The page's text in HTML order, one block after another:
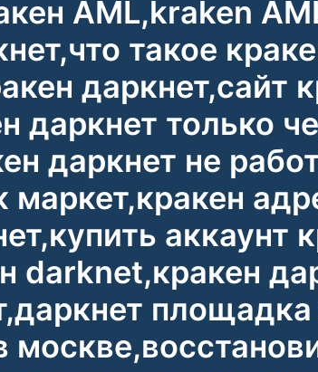
AML,kraken
такое
даркнет,сайт
даркнет только
даркнет не
маркет,кракен
аккаунт
darknet,кракен